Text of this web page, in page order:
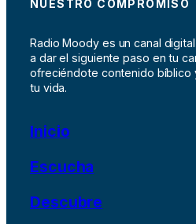
NUESTRO COMPROMISO
Radio Moody es un canal
a dar el siguiente paso en tu
ofreciéndote contenido bíblico
tu vida.
Inicio
Escucha
Descubre